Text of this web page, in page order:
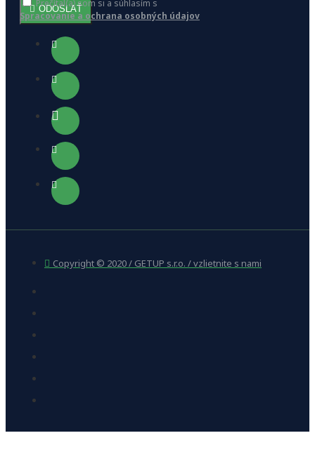
ODOSLAŤ
Prečítal(a) som si a súhlasím s
Spracovanie a ochrana osobných údajov
Copyright © 2020 / GETUP s.r.o. / vzlietnite s nami